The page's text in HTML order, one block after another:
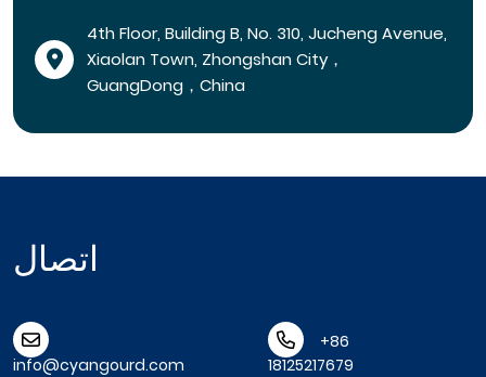
4th Floor, Building B, No. 310, Jucheng Avenue,
Xiaolan Town, Zhongshan City，
GuangDong，China
اتصال
info@cyangourd.com
+86
18125217679